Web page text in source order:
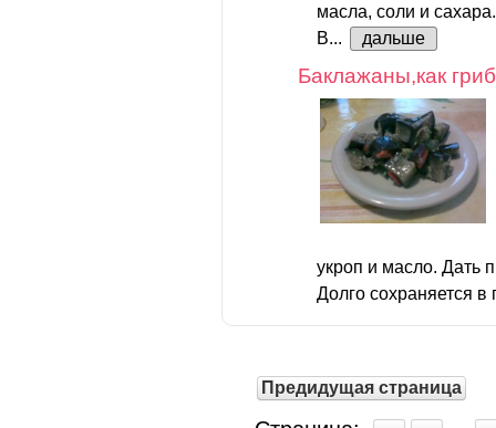
масла, соли и сахара.
В...
дальше
Баклажаны,как
укроп и масло. Дать
Долго сохраняется
Предидущая страница